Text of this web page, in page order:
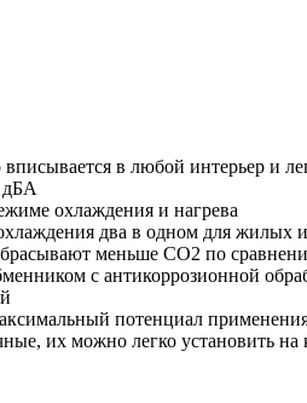
в любой интерьер и
дБА
охлаждения и нагрева
два в одном для
меньше CO2 по
с антикоррозионной
потенциал
их можно легко установить на